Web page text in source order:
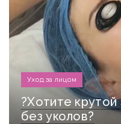
Уход за лицом
?Хотите
без уколов?